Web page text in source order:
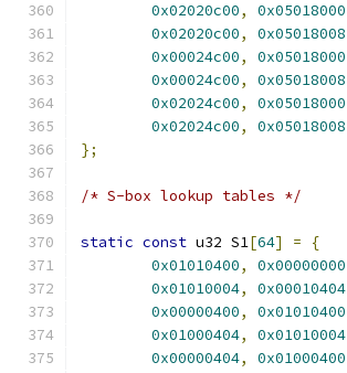
0x02020c00, 0x05018000
0x02020c00, 0x05018008
0x00024c00, 0x05018000
0x00024c00, 0x05018008
0x02024c00, 0x05018000
0x02024c00, 0x05018008
};
/* S-box lookup tables */
static const u32 S1[64] =
{
0x01010400, 0x00000000
0x01010004, 0x00010404
0x00000400, 0x01010400
0x01000404, 0x01010004
0x00000404, 0x01000400